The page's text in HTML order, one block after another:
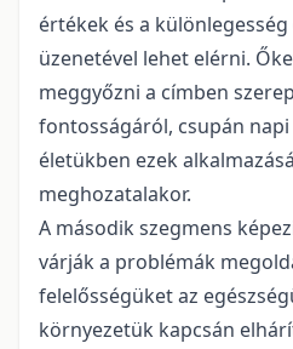
értékek és a
üzenetével lehet elérni.
meggyőzni a címben
fontosságáról, csupán
életükben ezek
meghozatalakor.
A második szegmens
várják a problémák
felelősségüket az
környezetük kapcsán